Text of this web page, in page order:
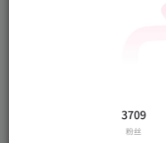
迅雷下载